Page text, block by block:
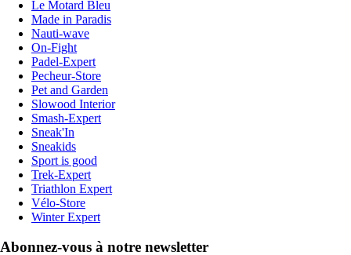
Le Motard Bleu
Made in Paradis
Nauti-wave
On-Fight
Padel-Expert
Pecheur-Store
Pet and Garden
Slowood Interior
Smash-Expert
Sneak'In
Sneakids
Sport is good
Trek-Expert
Triathlon Expert
Vélo-Store
Winter Expert
Abonnez-vous à notre newsletter